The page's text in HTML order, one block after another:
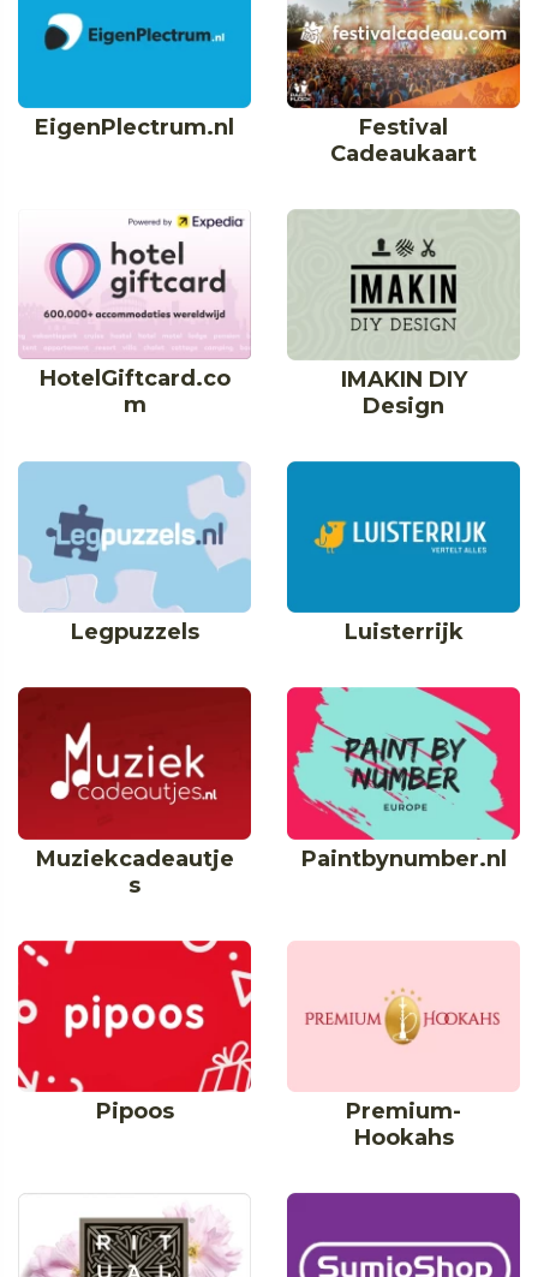
EigenPlectrum.nl
Festival
Cadeaukaart
HotelGiftcard.co
m
IMAKIN DIY
Design
Legpuzzels Luisterrijk
Muziekcadeautje
s
Paintbynumber.nl
Pipoos
Premium-
Hookahs